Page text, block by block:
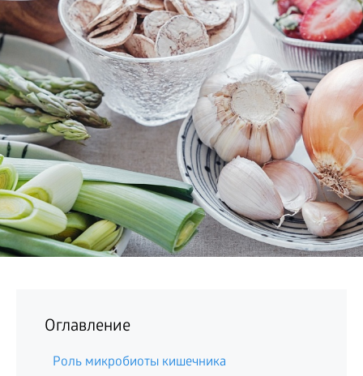
Оглавление
Роль микробиоты кишечника